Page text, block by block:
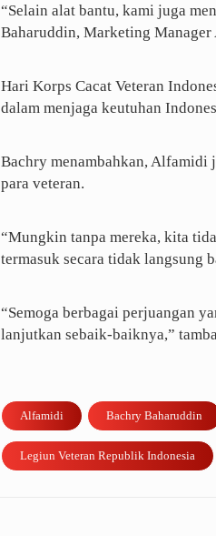
Infotainment
Health
“Selain alat bantu, kami juga
Baharuddin, Marketing
Hari Korps Cacat Veteran
dalam menjaga keutuhan
Bachry menambahkan, Alfamidi
para veteran.
“Mungkin tanpa mereka, kita
termasuk secara tidak langsung
“Semoga berbagai perjuangan
lanjutkan sebaik-baiknya,”
Alfamidi Bachry Baharuddin
Legiun Veteran Republik Indonesia